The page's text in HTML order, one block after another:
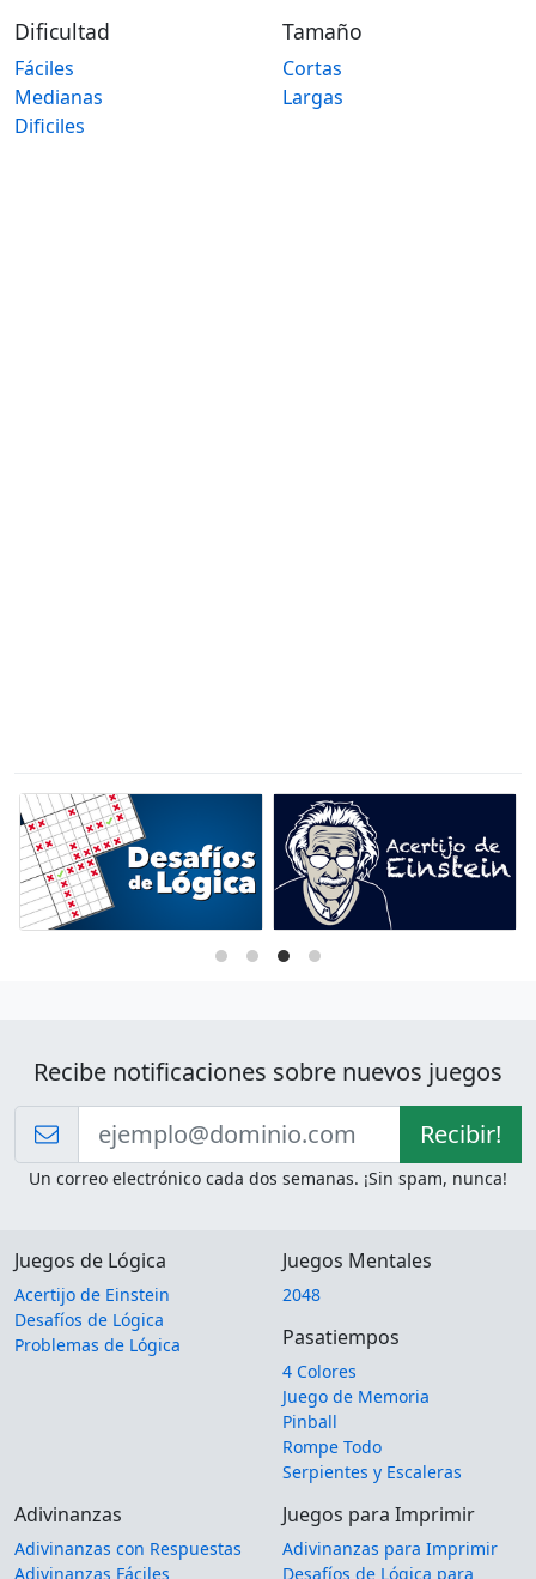
Dificultad
Fáciles
Medianas
Dificiles
Tamaño
Cortas
Largas
Recibe notificaciones sobre nuevos juegos
Recibir!
Un correo electrónico cada dos semanas. ¡Sin spam, nunca!
Juegos de Lógica
Acertijo de Einstein
Desafíos de Lógica
Problemas de Lógica
Juegos Mentales
2048
Pasatiempos
4 Colores
Juego de Memoria
Pinball
Rompe Todo
Serpientes y Escaleras
Adivinanzas
Adivinanzas con Respuestas
Adivinanzas Fáciles
Juegos para Imprimir
Adivinanzas para Imprimir
Desafíos de Lógica para